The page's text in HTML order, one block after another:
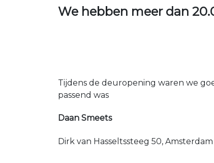
We hebben meer dan
Tijdens de deuropening waren we
passend was
Daan Smeets
Dirk van Hasseltssteeg 50, Amsterdam